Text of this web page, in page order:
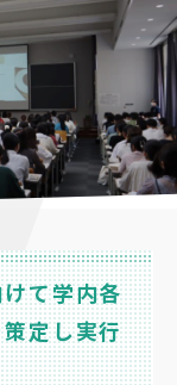
て学内各
定し実行